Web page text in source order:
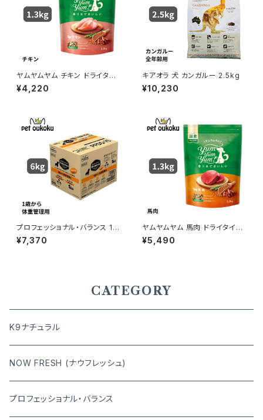
ヤムヤムヤム チキン ドライタイ
プ 1.3kg yum yum yum ! 45
71245859327
¥4,220
キアオラ 犬 カンガルー 2.5kg
¥10,230
プロフェッショナル・バランス 1歳
から成犬用 体重管理 6kg
¥7,370
ヤムヤムヤム 馬肉 ドライタイプ
1.3kg yum yum yum ! 4571
245859426
¥5,490
CATEGORY
K9ナチュラル
NOW FRESH (ナウフレッシュ)
プロフェッショナル・バランス